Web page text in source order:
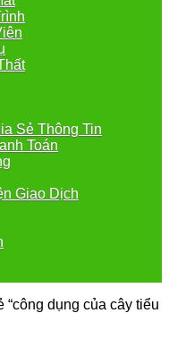
Sẻ Thông Tin
Toán
Giao Dịch
dụng của cây tiểu